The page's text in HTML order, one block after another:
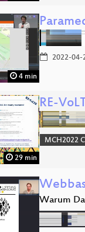
4 min
2022-04-
29 min
RE-
MCH2022
Warum